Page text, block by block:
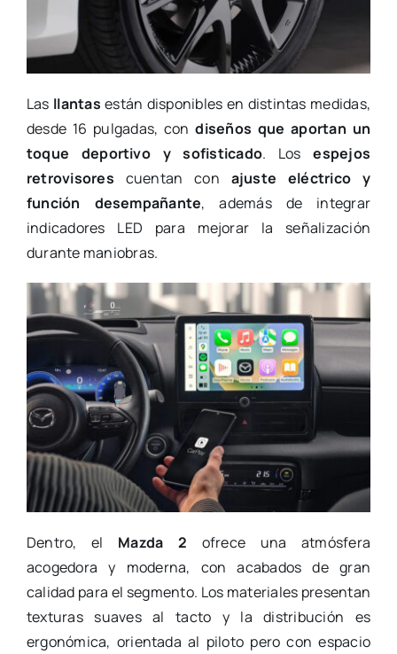
Las llantas están disponibles en distintas medidas,
desde 16 pulgadas, condiseños que aportan un
toque deportivo y sofisticado. Losespejos
retrovisores cuentan con ajuste eléctrico y
función desempañante, además de integrar
indicadores LED para mejorar la señalización
durante maniobras.
Dentro, el Mazda 2 ofrece una atmósfera
acogedora y moderna, con acabados de gran
calidad para el segmento. Los materiales presentan
texturas suaves al tacto y la distribución es
ergonómica, orientada al piloto pero con espacio